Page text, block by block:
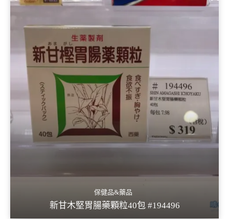
保健品&藥品
新甘木堅胃腸藥顆粒40包 #194496